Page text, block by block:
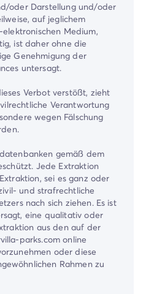
oder Darstellung und/oder
auf jeglichem
Medium,
ist daher ohne die
Genehmigung der
untersagt.
Verbot verstößt, zieht
Verantwortung
wegen Fälschung
gemäß dem
Jede Extraktion
sei es ganz oder
und strafrechtliche
nach sich ziehen. Es ist
eine qualitativ oder
aus den auf der
parks.com online
oder diese
Rahmen zu